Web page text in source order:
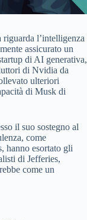
l’intelligenza
assicurato un
di AI generativa,
di Nvidia da
ulteriori
di Musk di
il suo sostegno al
come
hanno esortato gli
di Jefferies,
come un